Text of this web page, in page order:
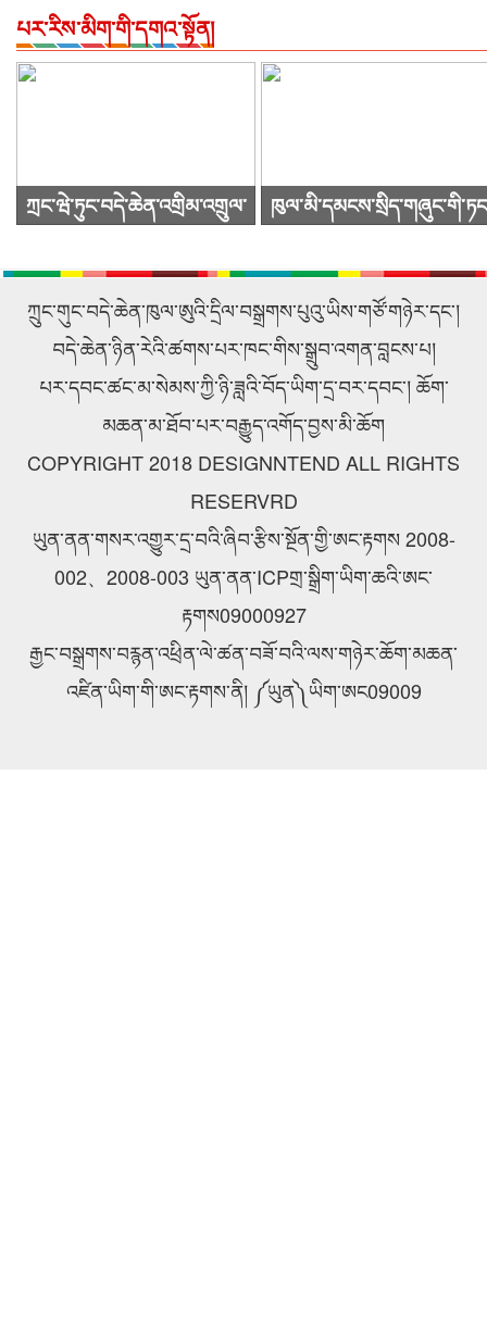
པར་རིས་མིག་གི་དགའ་སྟོན།
ཀྲང་ཝེ་ཏུང་བདེ་ཆེན་འགྲིམ་འགྲུལ་
ཕེབས་ནས་བརྟག་དཔྱད་གནང་བ།
འཚོགས།
ཀྲུང་གུང་བདེ་ཆེན་ཁུལ་ཨུའི་དྲིལ་བསྒྲགས་པུའུ་ཡིས་གཙོ་གཉེར་དང་།
བདེ་ཆེན་ཉིན་རེའི་ཚགས་པར་ཁང་གིས་སྒྲུབ་འགན་བླངས་པ།
པར་དབང་ཚང་མ་སེམས་ཀྱི་ཉི་ཟླའི་བོད་ཡིག་དྲ་བར་དབང་། ཆོག་
མཆན་མ་ཐོབ་པར་བརྒྱུད་འགོད་བྱས་མི་ཆོག
COPYRIGHT 2018 DESIGNNTEND ALL RIGHTS
RESERVRD
ཡུན་ནན་གསར་འགྱུར་དྲ་བའི་ཞིབ་རྩིས་སྔོན་གྱི་ཨང་རྟགས 2008-
002、2008-003 ཡུན་ནན་ICPགྲ་སྒྲིག་ཡིག་ཆའི་ཨང་
རྟགས09000927
རྒྱང་བསྒྲགས་བརྙན་འཕྲིན་ལེ་ཚན་བཟོ་བའི་ལས་གཉེར་ཆོག་མཆན་
འཛིན་ཡིག་གི་ཨང་རྟགས་ནི། ༼ཡུན༽ཡིག་ཨང09009